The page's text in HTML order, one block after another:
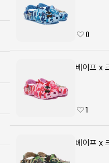
0
베이프 x
1
베이프 x